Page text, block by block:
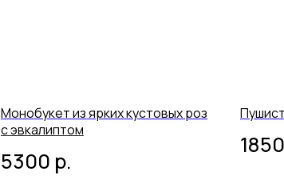
Монобукет из ярких кустовых роз
с эвкалиптом
5300 р.
1850